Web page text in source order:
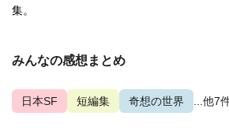
集。
みんなの感想まとめ
日本SF 短編集 奇想の世界 ...他7